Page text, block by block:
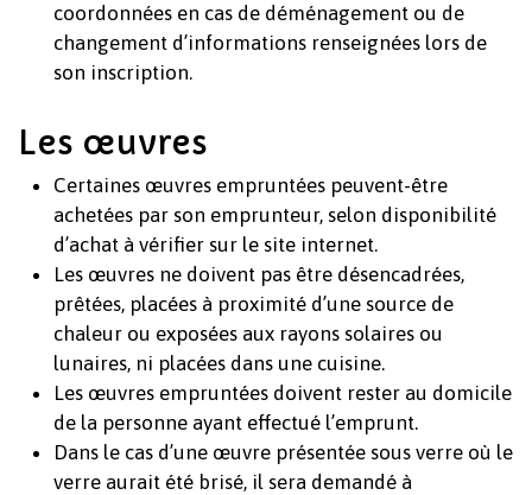
Votre panier est vide.
coordonnées en cas de déménagement ou de
changement d’informations renseignées lors de
son inscription.
Les œuvres
Certaines œuvres empruntées peuvent-être
achetées par son emprunteur, selon disponibilité
d’achat à vérifier sur le site internet.
Les œuvres ne doivent pas être désencadrées,
prêtées, placées à proximité d’une source de
chaleur ou exposées aux rayons solaires ou
lunaires, ni placées dans une cuisine.
Les œuvres empruntées doivent rester au domicile
de la personne ayant effectué l’emprunt.
Dans le cas d’une œuvre présentée sous verre où le
verre aurait été brisé, il sera demandé à